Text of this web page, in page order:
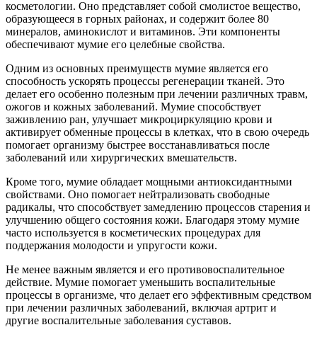
косметологии. Оно представляет собой смолистое вещество,
образующееся в горных районах, и содержит более 80
минералов, аминокислот и витаминов. Эти компоненты
обеспечивают мумие его целебные свойства.
Одним из основных преимуществ мумие является его
способность ускорять процессы регенерации тканей. Это
делает его особенно полезным при лечении различных травм,
ожогов и кожных заболеваний. Мумие способствует
заживлению ран, улучшает микроциркуляцию крови и
активирует обменные процессы в клетках, что в свою очередь
помогает организму быстрее восстанавливаться после
заболеваний или хирургических вмешательств.
Кроме того, мумие обладает мощными антиоксидантными
свойствами. Оно помогает нейтрализовать свободные
радикалы, что способствует замедлению процессов старения и
улучшению общего состояния кожи. Благодаря этому мумие
часто используется в косметических процедурах для
поддержания молодости и упругости кожи.
Не менее важным является и его противовоспалительное
действие. Мумие помогает уменьшить воспалительные
процессы в организме, что делает его эффективным средством
при лечении различных заболеваний, включая артрит и
другие воспалительные заболевания суставов.